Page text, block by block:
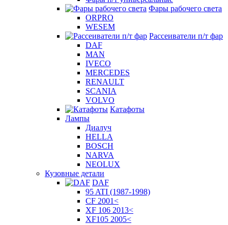
Фары рабочего света
ORPRO
WESEM
Рассеиватели п/т фар
DAF
MAN
IVECO
MERCEDES
RENAULT
SCANIA
VOLVO
Катафоты
Лампы
Диалуч
HELLA
BOSCH
NARVA
NEOLUX
Кузовные детали
DAF
95 ATI (1987-1998)
CF 2001<
XF 106 2013<
XF105 2005<